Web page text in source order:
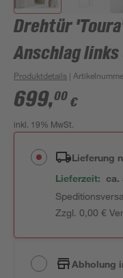
Drehtür
Anschlag
Produktdetails |
699,00 €
inkl. 19% MwSt.
Lieferung
Lieferzeit: ca.
Zzgl. 0,00 €
Abholung